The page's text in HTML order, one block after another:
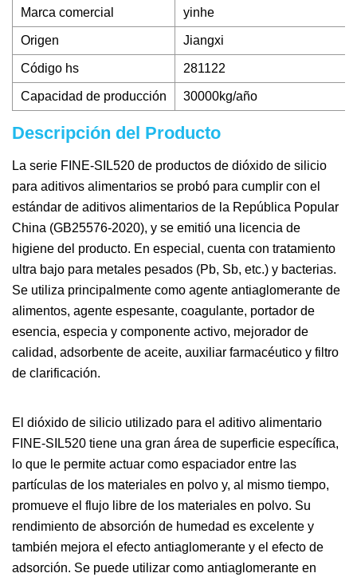
Marca comercial yinhe
Origen Jiangxi
Código hs 281122
Capacidad de producción 30000kg/año
Descripción del Producto
La serie FINE-SIL520 de productos de dióxido de silicio
para aditivos alimentarios se probó para cumplir con el
estándar de aditivos alimentarios de la República Popular
China (GB25576-2020), y se emitió una licencia de
higiene del producto. En especial, cuenta con tratamiento
ultra bajo para metales pesados ​​(Pb, Sb, etc.) y bacterias.
Se utiliza principalmente como agente antiaglomerante de
alimentos, agente espesante, coagulante, portador de
esencia, especia y componente activo, mejorador de
calidad, adsorbente de aceite, auxiliar farmacéutico y filtro
de clarificación.
El dióxido de silicio utilizado para el aditivo alimentario
FINE-SIL520 tiene una gran área de superficie específica,
lo que le permite actuar como espaciador entre las
partículas de los materiales en polvo y, al mismo tiempo,
promueve el flujo libre de los materiales en polvo. Su
rendimiento de absorción de humedad es excelente y
también mejora el efecto antiaglomerante y el efecto de
adsorción. Se puede utilizar como antiaglomerante en